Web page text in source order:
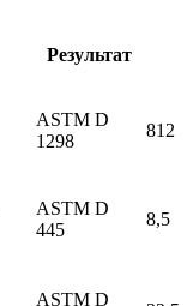
Результат
ASTM D
1298
812
ASTM D
445
8,5
ASTM D